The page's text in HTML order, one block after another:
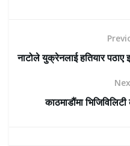
नाटोले युक्रेनलाई हतियार
काठमाडौंमा